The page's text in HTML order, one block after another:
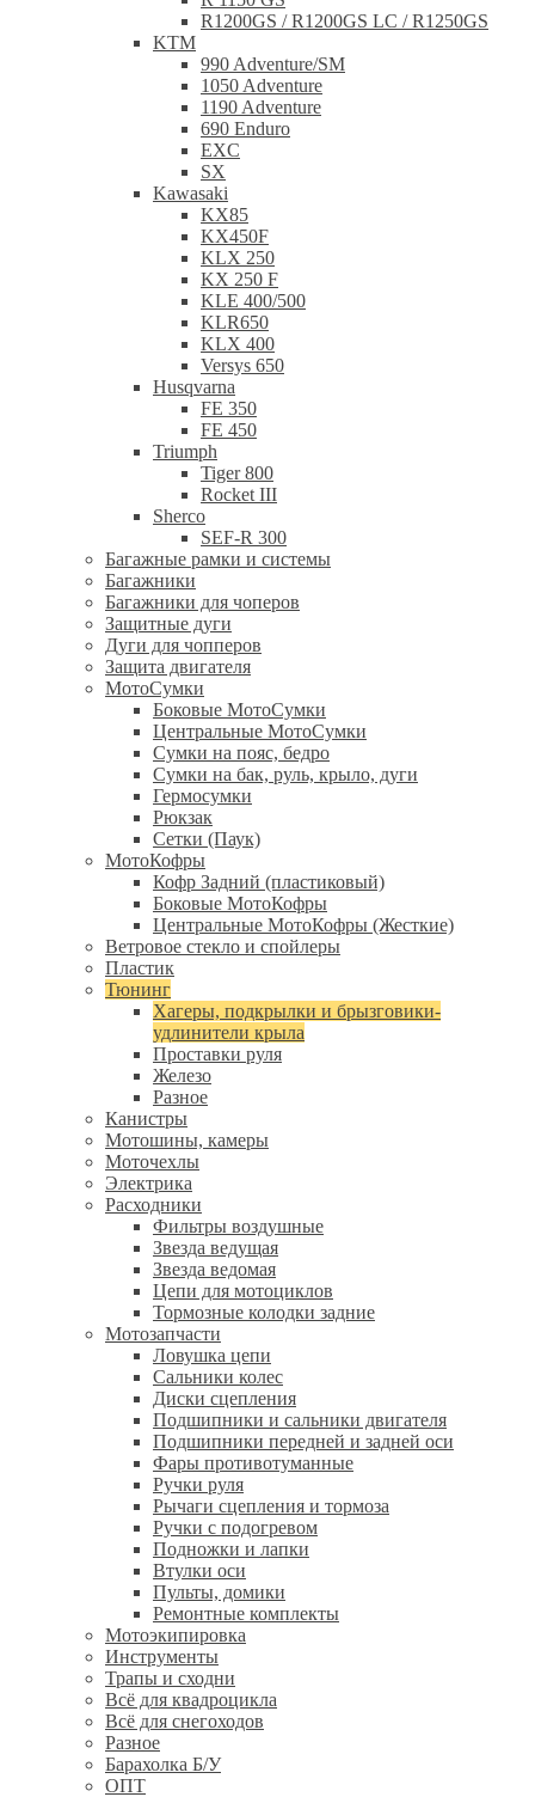
R1200GS / R1200GS LC / R1250GS
KTM
990 Adventure/SM
1050 Adventure
1190 Adventure
690 Enduro
EXC
SX
Kawasaki
KX85
KX450F
KLX 250
KX 250 F
KLE 400/500
KLR650
KLX 400
Versys 650
Husqvarna
FE 350
FE 450
Triumph
Tiger 800
Rocket III
Sherco
SEF-R 300
Багажные рамки и системы
Багажники
Багажники для чоперов
Защитные дуги
Дуги для чопперов
Защита двигателя
МотоСумки
Боковые МотоСумки
Центральные МотоСумки
Сумки на пояс, бедро
Сумки на бак, руль, крыло, дуги
Гермосумки
Рюкзак
Сетки (Паук)
МотоКофры
Кофр Задний (пластиковый)
Боковые МотоКофры
Центральные МотоКофры (Жесткие)
Ветровое стекло и спойлеры
Пластик
Тюнинг
Хагеры, подкрылки и брызговики-
удлинители крыла
Проставки руля
Железо
Разное
Канистры
Мотошины, камеры
Моточехлы
Электрика
Расходники
Фильтры воздушные
Звезда ведущая
Звезда ведомая
Цепи для мотоциклов
Тормозные колодки задние
Мотозапчасти
Ловушка цепи
Сальники колес
Диски сцепления
Подшипники и сальники двигателя
Подшипники передней и задней оси
Фары противотуманные
Ручки руля
Рычаги сцепления и тормоза
Ручки с подогревом
Подножки и лапки
Втулки оси
Пульты, домики
Ремонтные комплекты
Мотоэкипировка
Инструменты
Трапы и сходни
Всё для квадроцикла
Всё для снегоходов
Разное
Барахолка Б/У
ОПТ